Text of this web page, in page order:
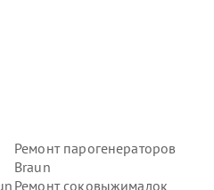
Ремонт парогенераторов
Braun
Ремонт соковыжималок